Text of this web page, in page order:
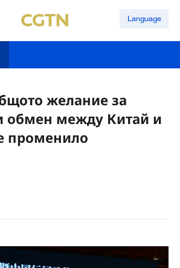
Language
желание за
обмен между Китай и
променило